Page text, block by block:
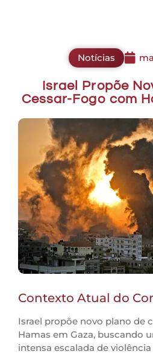
Notícias
Israel Propõe
Cessar-Fogo com
Contexto Atual do
Israel propõe novo plano de
Hamas em Gaza, buscando
intensa escalada de